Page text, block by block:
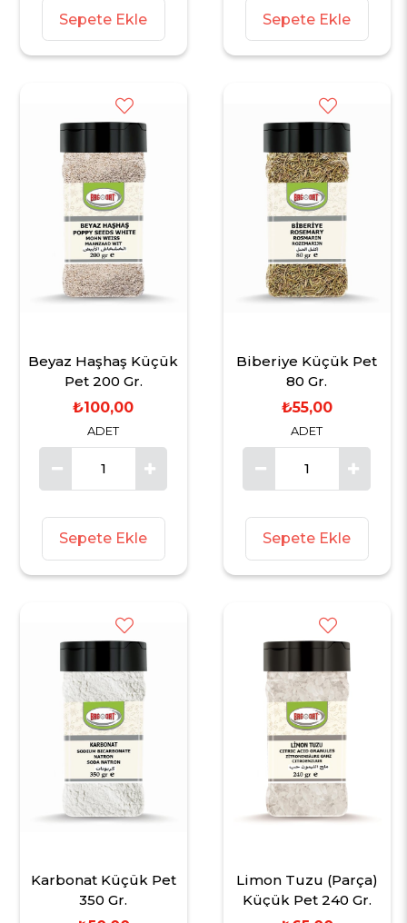
Sepete Ekle Sepete Ekle
Beyaz Haşhaş Küçük
Pet 200 Gr.
ADET
₺100,00
Sepete Ekle
Biberiye Küçük Pet
80 Gr.
ADET
₺55,00
Sepete Ekle
Karbonat Küçük Pet
350 Gr.
Limon Tuzu (Parça)
Küçük Pet 240 Gr.